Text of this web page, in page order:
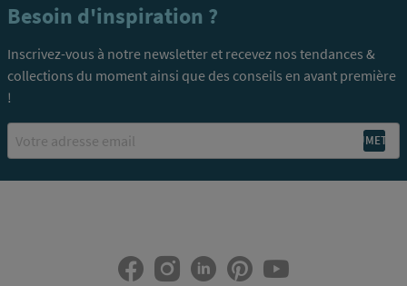
Besoin d'inspiration ?
Inscrivez-vous à notre newsletter et recevez nos tendances &
collections du moment ainsi que des conseils en avant première
!